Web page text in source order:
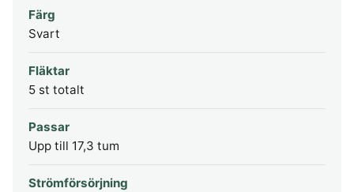
Färg
Svart
Fläktar
5 st totalt
Passar
Upp till 17,3 tum
Strömförsörjning